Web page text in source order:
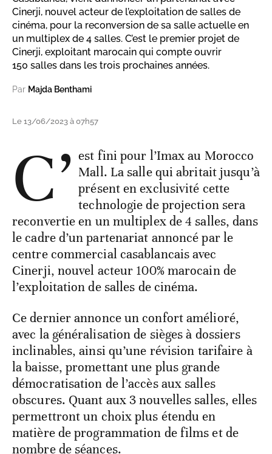
Cinerji, nouvel acteur de l’exploitation de salles de
cinéma, pour la reconversion de sa salle actuelle en
un multiplex de 4 salles. C’est le premier projet de
Cinerji, exploitant marocain qui compte ouvrir
150 salles dans les trois prochaines années.
Par Majda Benthami
Le 13/06/2023 à 07h57
C’ est fini pour l’Imax au Morocco
Mall. La salle qui abritait jusqu’à
présent en exclusivité cette
technologie de projection sera
reconvertie en un multiplex de 4 salles, dans
le cadre d’un partenariat annoncé par le
centre commercial casablancais avec
Cinerji, nouvel acteur 100% marocain de
l’exploitation de salles de cinéma.
Ce dernier annonce un confort amélioré,
avec la généralisation de sièges à dossiers
inclinables, ainsi qu’une révision tarifaire à
la baisse, promettant une plus grande
démocratisation de l’accès aux salles
obscures. Quant aux 3 nouvelles salles, elles
permettront un choix plus étendu en
matière de programmation de films et de
nombre de séances.